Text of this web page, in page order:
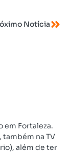
Notícia
em Fortaleza.
também na TV
além de ter